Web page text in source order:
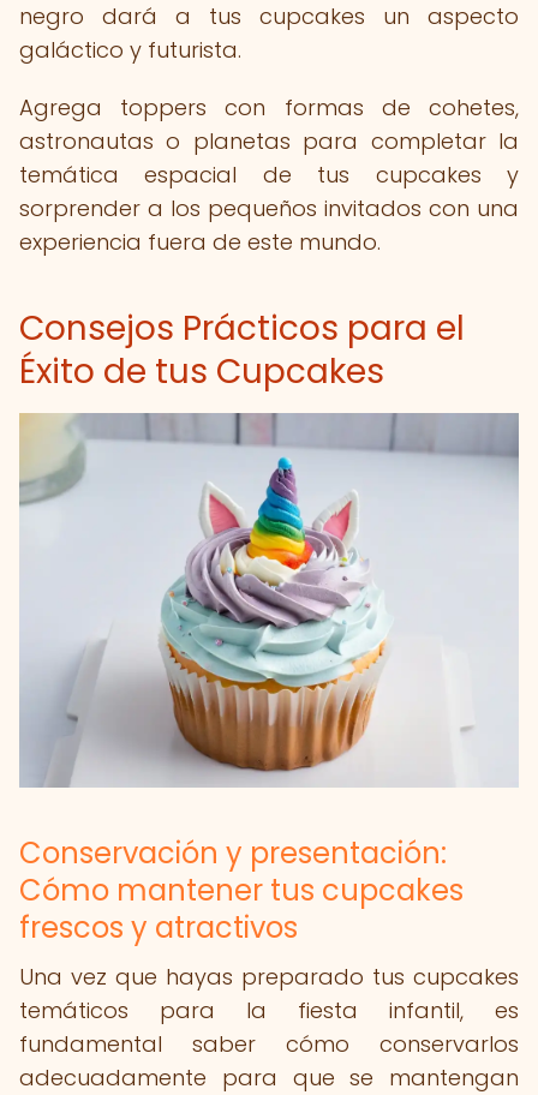
negro dará a tus cupcakes un aspecto
galáctico y futurista.
Agrega toppers con formas de cohetes,
astronautas o planetas para completar la
temática espacial de tus cupcakes y
sorprender a los pequeños invitados con una
experiencia fuera de este mundo.
Consejos Prácticos para el
Éxito de tus Cupcakes
Conservación y presentación:
Cómo mantener tus cupcakes
frescos y atractivos
Una vez que hayas preparado tus cupcakes
temáticos para la fiesta infantil, es
fundamental saber cómo conservarlos
adecuadamente para que se mantengan